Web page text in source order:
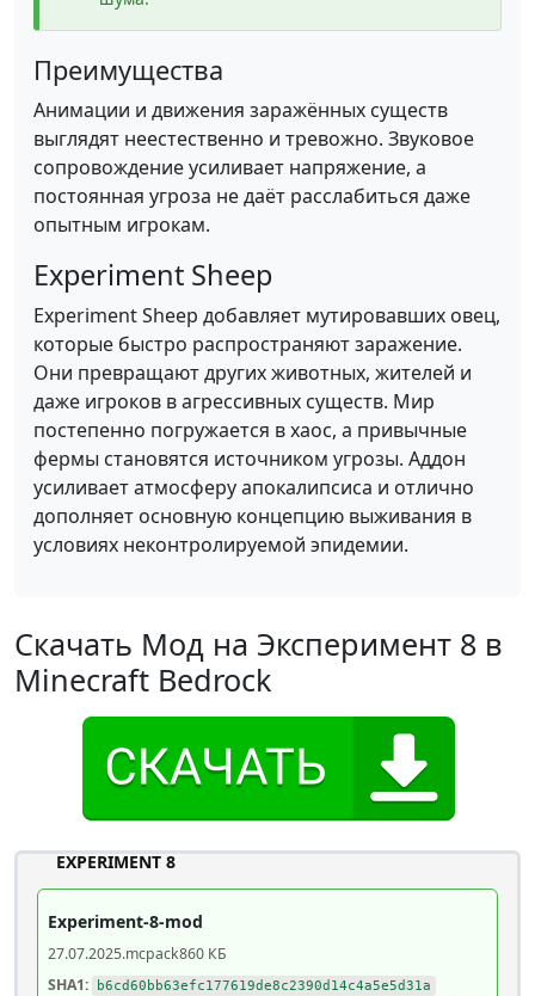
Преимущества
Анимации и движения заражённых существ
выглядят неестественно и тревожно. Звуковое
сопровождение усиливает напряжение, а
постоянная угроза не даёт расслабиться даже
опытным игрокам.
Experiment Sheep
Experiment Sheep добавляет мутировавших овец,
которые быстро распространяют заражение.
Они превращают других животных, жителей и
даже игроков в агрессивных существ. Мир
постепенно погружается в хаос, а привычные
фермы становятся источником угрозы. Аддон
усиливает атмосферу апокалипсиса и отлично
дополняет основную концепцию выживания в
условиях неконтролируемой эпидемии.
Скачать Мод на Эксперимент 8 в
Minecraft Bedrock
EXPERIMENT 8
Experiment-8-mod
27.07.2025.mcpack860 КБ
SHA1:
b6cd60bb63efc177619de8c2390d14c4a5e5d31a